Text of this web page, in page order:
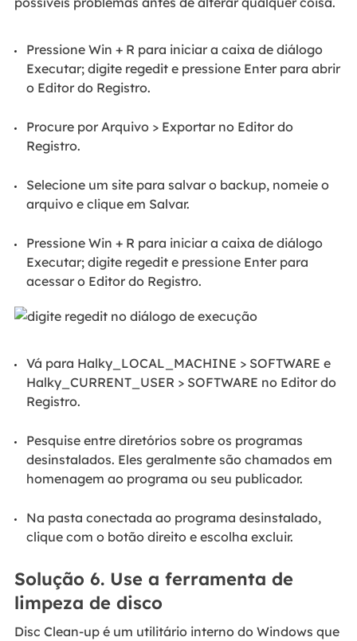
Pressione Win + R para iniciar a caixa de diálogo
Executar; digite regedit e pressione Enter para abrir
o Editor do Registro.
Procure por Arquivo > Exportar no Editor do
Registro.
Selecione um site para salvar o backup, nomeie o
arquivo e clique em Salvar.
Pressione Win + R para iniciar a caixa de diálogo
Executar; digite regedit e pressione Enter para
acessar o Editor do Registro.
Vá para Halky_LOCAL_MACHINE > SOFTWARE e
Halky_CURRENT_USER > SOFTWARE no Editor do
Registro.
Pesquise entre diretórios sobre os programas
desinstalados. Eles geralmente são chamados em
homenagem ao programa ou seu publicador.
Na pasta conectada ao programa desinstalado,
clique com o botão direito e escolha excluir.
Solução 6. Use a ferramenta de
limpeza de disco
Disc Clean-up é um utilitário interno do Windows que